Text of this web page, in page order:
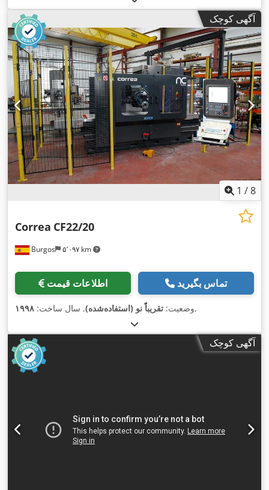
آگهی کوچک
1 /8
Burgos ۵٬۰۹۷ km
Correa CF22/20
اطلاعات قیمت تماس بگیرید
وضعیت: تقریباً نو (استفاده‌شده), سال ساخت: ۱۹۹۸ ,
آگهی کوچک